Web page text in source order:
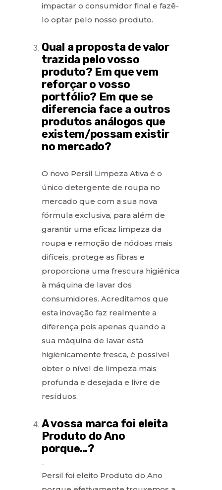
impactar o consumidor final e fazê-
lo optar pelo nosso produto.
Qual a proposta de valor
trazida pelo vosso
produto? Em que vem
reforçar o vosso
portfólio? Em que se
diferencia face a outros
produtos análogos que
existem/possam existir
no mercado?
O novo Persil Limpeza Ativa é o
único detergente de roupa no
mercado que com a sua nova
fórmula exclusiva, para além de
garantir uma eficaz limpeza da
roupa e remoção de nódoas mais
difíceis, protege as fibras e
proporciona uma frescura higiénica
à máquina de lavar dos
consumidores. Acreditamos que
esta inovação faz realmente a
diferença pois apenas quando a
sua máquina de lavar está
higienicamente fresca, é possível
obter o nível de limpeza mais
profunda e desejada e livre de
resíduos.
A vossa marca foi eleita
Produto do Ano
porque…?
Persil foi eleito Produto do Ano